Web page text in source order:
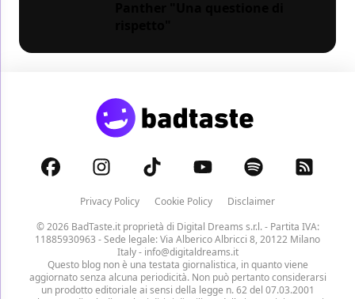
Privacy Policy Cookie Policy
Disclaimer
© 2026 BadTaste.it proprietà di Digital Dreams s.r.l.- Partita IVA:
11885930963 - Sede legale: Via Alberico Albricci 8, 20122 Milano
Italy - info@digitaldreams.it
Questo blog non è una testata giornalistica, in quanto viene
aggiornato senza alcuna periodicità. Non può pertanto considerarsi
un prodotto editoriale ai sensi della legge n. 62 del 07.03.2001